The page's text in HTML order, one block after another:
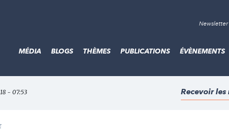
Newsletter
MÉDIA BLOGS THÈMES PUBLICATIONS ÉVÈNEMENTS
- 07:53 Recevoir les